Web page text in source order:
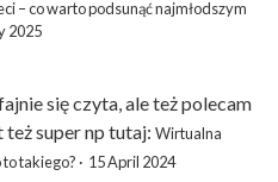
– co warto podsunąć najmłodszym
2025
się czyta, ale też polecam
super np tutaj: Wirtualna
to takiego? · 15 April 2024